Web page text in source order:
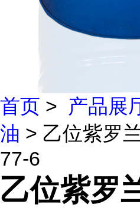
首页 > 产品展
油 > 乙位紫罗
77-6
乙位紫罗